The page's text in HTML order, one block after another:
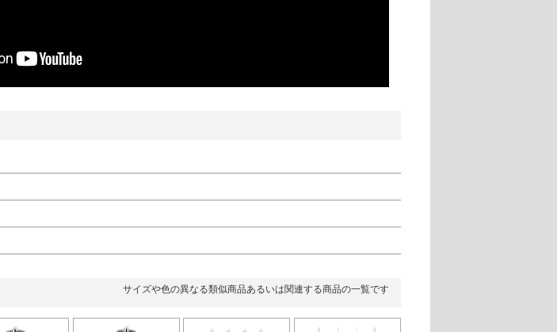
サイズや色の異なる類似商品あるいは関連する商品の一覧です